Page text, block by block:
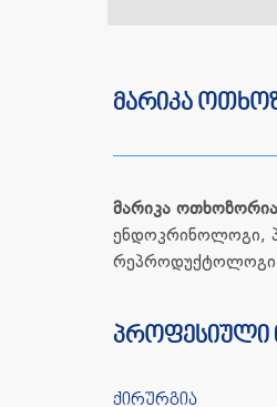
მარიკა
მარიკა ოთხოზორია
ენდოკრინოლოგი,
პროფესიული
ქირურგია